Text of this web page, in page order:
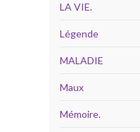
LA VIE.
Légende
MALADIE
Maux
Mémoire.